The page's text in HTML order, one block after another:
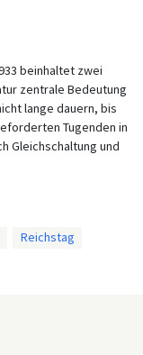
beinhaltet zwei
zentrale Bedeutung
lange dauern, bis
Tugenden in
Gleichschaltung und
Reichstag